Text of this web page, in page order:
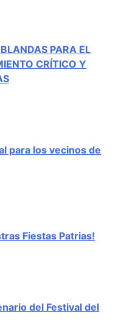
PARA EL
CRÍTICO Y
para los vecinos de
Fiestas Patrias!
del Festival del